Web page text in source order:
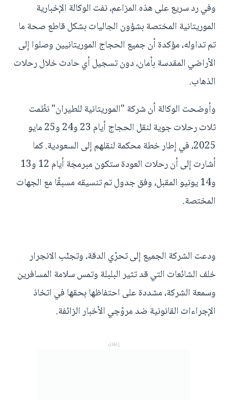
وفي رد سريع على هذه المزاعم، نفت الوكالة الإخبارية
الموريتانية المختصة بشؤون الجاليات بشكل قاطع صحة ما
تم تداوله، مؤكدة أن جميع الحجاج الموريتانيين وصلوا إلى
الأراضي المقدسة بأمان، دون تسجيل أي حادث خلال رحلات
الذهاب.
وأوضحت الوكالة أن شركة "الموريتانية للطيران" نظّمت
ثلاث رحلات جوية لنقل الحجاج أيام 23 و24 و25 مايو
2025، في إطار خطة محكمة لنقلهم إلى السعودية. كما
أشارت إلى أن رحلات العودة ستكون مبرمجة أيام 12 و13
و14 يونيو المقبل، وفق جدول تم تنسيقه مسبقًا مع الجهات
المختصة.
ودعت الشركة الجميع إلى تحرّي الدقة، وتجنّب الانجرار
خلف الشائعات التي قد تثير البلبلة وتمس سلامة المسافرين
وسمعة الشركة، مشددة على احتفاظها بحقها في اتخاذ
الإجراءات القانونية ضد مروّجي الأخبار الزائفة.
إعلان